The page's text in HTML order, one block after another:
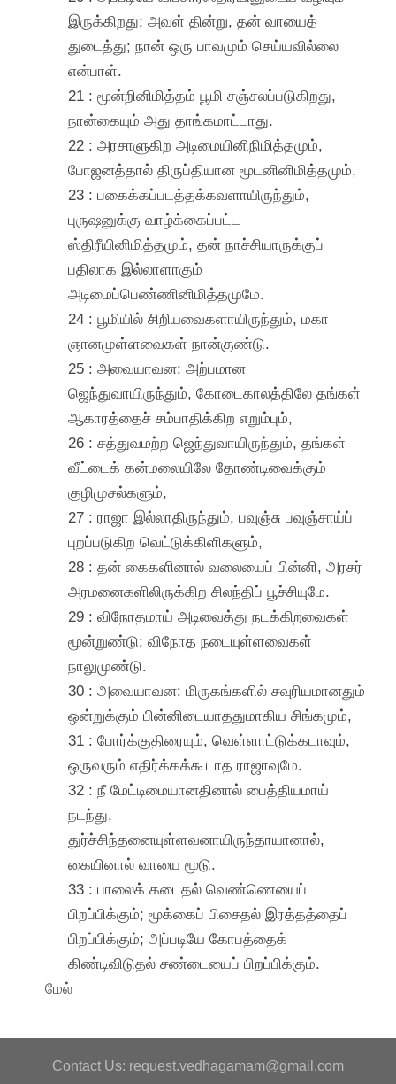
இருக்கிறது; அவள் தின்று, தன் வாயைத்
துடைத்து; நான் ஒரு பாவமும் செய்யவில்லை
என்பாள்.
21 : மூன்றினிமித்தம் பூமி சஞ்சலப்படுகிறது,
நான்கையும் அது தாங்கமாட்டாது.
22 : அரசாளுகிற அடிமையினிநிமித்தமும்,
போஜனத்தால் திருப்தியான மூடனினிமித்தமும்,
23 : பகைக்கப்படத்தக்கவளாயிருந்தும்,
புருஷனுக்கு வாழ்க்கைப்பட்ட
ஸ்திரீயினிமித்தமும், தன் நாச்சியாருக்குப்
பதிலாக இல்லாளாகும்
அடிமைப்பெண்ணினிமித்தமுமே.
24 : பூமியில் சிறியவைகளாயிருந்தும், மகா
ஞானமுள்ளவைகள் நான்குண்டு.
25 : அவையாவன: அற்பமான
ஜெந்துவாயிருந்தும், கோடைகாலத்திலே தங்கள்
ஆகாரத்தைச் சம்பாதிக்கிற எறும்பும்,
26 : சத்துவமற்ற ஜெந்துவாயிருந்தும், தங்கள்
வீட்டைக் கன்மலையிலே தோண்டிவைக்கும்
குழிமுசல்களும்,
27 : ராஜா இல்லாதிருந்தும், பவுஞ்சு பவுஞ்சாய்ப்
புறப்படுகிற வெட்டுக்கிளிகளும்,
28 : தன் கைகளினால் வலையைப் பின்னி, அரசர்
அரமனைகளிலிருக்கிற சிலந்திப் பூச்சியுமே.
29 : விநோதமாய் அடிவைத்து நடக்கிறவைகள்
மூன்றுண்டு; விநோத நடையுள்ளவைகள்
நாலுமுண்டு.
30 : அவையாவன: மிருகங்களில் சவுரியமானதும்
ஒன்றுக்கும் பின்னிடையாததுமாகிய சிங்கமும்,
31 : போர்க்குதிரையும், வெள்ளாட்டுக்கடாவும்,
ஒருவரும் எதிர்க்கக்கூடாத ராஜாவுமே.
32 : நீ மேட்டிமையானதினால் பைத்தியமாய்
நடந்து,
துர்ச்சிந்தனையுள்ளவனாயிருந்தாயானால்,
கையினால் வாயை மூடு.
33 : பாலைக் கடைதல் வெண்ணெயைப்
பிறப்பிக்கும்; மூக்கைப் பிசைதல் இரத்தத்தைப்
பிறப்பிக்கும்; அப்படியே கோபத்தைக்
கிண்டிவிடுதல் சண்டையைப் பிறப்பிக்கும்.
மேல்
Contact Us: request.vedhagamam@gmail.com